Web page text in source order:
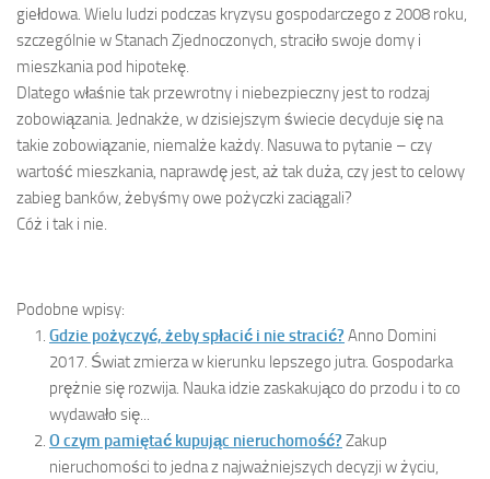
giełdowa. Wielu ludzi podczas kryzysu gospodarczego z 2008 roku,
szczególnie w Stanach Zjednoczonych, straciło swoje domy i
mieszkania pod hipotekę.
Dlatego właśnie tak przewrotny i niebezpieczny jest to rodzaj
zobowiązania. Jednakże, w dzisiejszym świecie decyduje się na
takie zobowiązanie, niemalże każdy. Nasuwa to pytanie – czy
wartość mieszkania, naprawdę jest, aż tak duża, czy jest to celowy
zabieg banków, żebyśmy owe pożyczki zaciągali?
Cóż i tak i nie.
Podobne wpisy:
Gdzie pożyczyć, żeby spłacić i nie stracić? Anno Domini
2017. Świat zmierza w kierunku lepszego jutra. Gospodarka
prężnie się rozwija. Nauka idzie zaskakująco do przodu i to co
wydawało się...
O czym pamiętać kupując nieruchomość? Zakup
nieruchomości to jedna z najważniejszych decyzji w życiu,